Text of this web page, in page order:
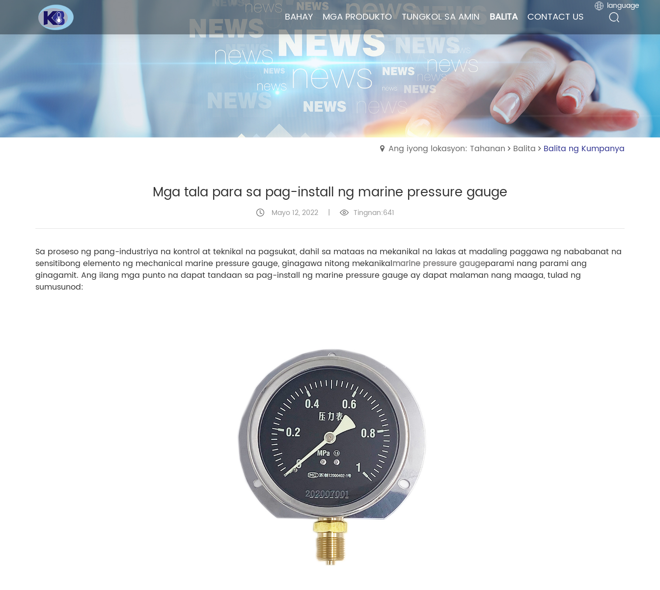
BAHAY MGA PRODUKTO TUNGKOL SA AMIN BALITA CONTACT US
language
BAHAY MGA PRODUKTO TUNGKOL SA AMIN BALITA CONTACT US
language
Ang iyong lokasyon: Tahanan Balita Balita ng Kumpanya
Mga tala para sa pag-install ng marine pressure gauge
Mayo 12, 2022 | Tingnan:641
Sa proseso ng pang-industriya na kontrol at teknikal na pagsukat, dahil sa mataas na mekanikal na lakas at madaling paggawa ng nababanat na
sensitibong elemento ng mechanical marine pressure gauge, ginagawa nitong mekanikalmarine pressure gaugeparami nang parami ang
ginagamit. Ang ilang mga punto na dapat tandaan sa pag-install ng marine pressure gauge ay dapat malaman nang maaga, tulad ng
sumusunod: